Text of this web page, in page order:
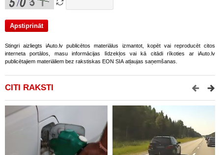
Stingri aizliegts iAuto.lv publicētos materiālus izmantot, kopēt vai reproducēt citos
interneta portālos, masu informācijas līdzekļos vai kā citādi rīkoties ar iAuto.lv
publicētajiem materiāliem bez rakstiskas EON SIA atļaujas saņemšanas.
CITI RAKSTI